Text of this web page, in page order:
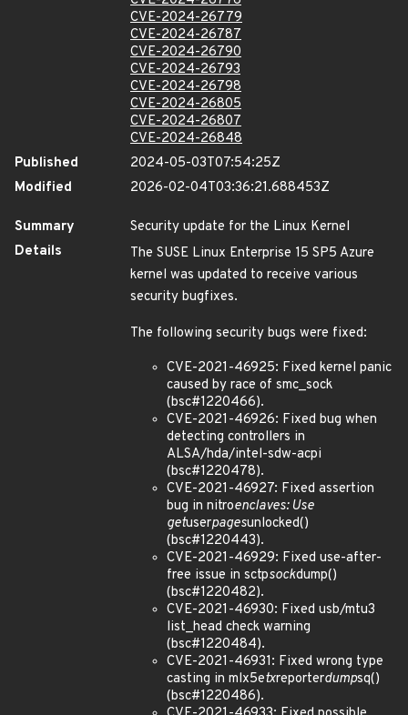
CVE-2024-26779
CVE-2024-26787
CVE-2024-26790
CVE-2024-26793
CVE-2024-26798
CVE-2024-26805
CVE-2024-26807
CVE-2024-26848
Published
2024-05-03T07:54:25Z
Modified
2026-02-04T03:36:21.688453Z
Summary
Security update for the Linux Kernel
Details
The SUSE Linux Enterprise 15 SP5 Azure
kernel was updated to receive various
security bugfixes.
The following security bugs were fixed:
CVE-2021-46925: Fixed kernel panic
caused by race of smc_sock
(bsc#1220466).
CVE-2021-46926: Fixed bug when
detecting controllers in
ALSA/hda/intel-sdw-acpi
(bsc#1220478).
CVE-2021-46927: Fixed assertion
bug in nitroenclaves: Use
getuserpagesunlocked()
(bsc#1220443).
CVE-2021-46929: Fixed use-after-
free issue in sctpsockdump()
(bsc#1220482).
CVE-2021-46930: Fixed usb/mtu3
list_head check warning
(bsc#1220484).
CVE-2021-46931: Fixed wrong type
casting in mlx5etxreporterdumpsq()
(bsc#1220486).